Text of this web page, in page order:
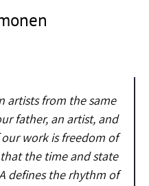
artists from the same
father, an artist, and
work is freedom of
the time and state
defines the rhythm of